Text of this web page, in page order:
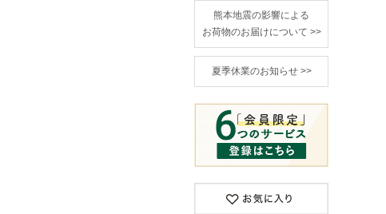
熊本地震の影響による
お荷物のお届けについて >>
夏季休業のお知らせ >>